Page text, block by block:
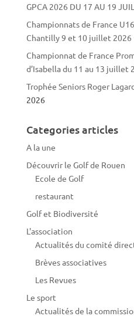
GPCA 2026 DU 17 AU 19
Championnats de France
Chantilly 9 et 10 juillet 2026
Championnat de France
d’Isabella du 11 au 13 juillet
Trophée Seniors Roger
2026
Categories articles
A la une
Découvrir le Golf de Rouen
Ecole de Golf
restaurant
Golf et Biodiversité
L'association
Actualités du comité
Brèves associatives
Les Revues
Le sport
Actualités de la